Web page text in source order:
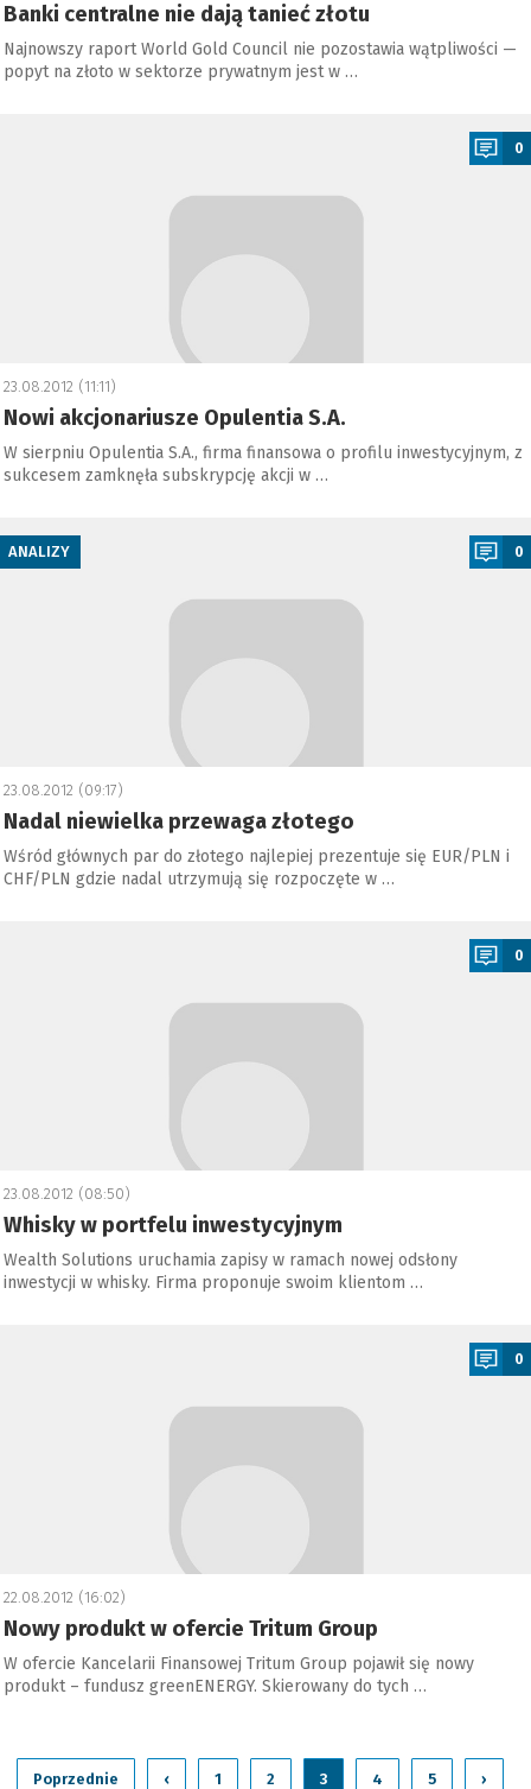
Banki centralne nie dają tanieć złotu
Najnowszy raport World Gold Council nie pozostawia wątpliwości —
popyt na złoto w sektorze prywatnym jest w …
0
23.08.2012 (11:11)
Nowi akcjonariusze Opulentia S.A.
W sierpniu Opulentia S.A., firma finansowa o profilu inwestycyjnym, z
sukcesem zamknęła subskrypcję akcji w …
ANALIZY 0
23.08.2012 (09:17)
Nadal niewielka przewaga złotego
Wśród głównych par do złotego najlepiej prezentuje się EUR/PLN i
CHF/PLN gdzie nadal utrzymują się rozpoczęte w …
0
23.08.2012 (08:50)
Whisky w portfelu inwestycyjnym
Wealth Solutions uruchamia zapisy w ramach nowej odsłony
inwestycji w whisky. Firma proponuje swoim klientom …
0
22.08.2012 (16:02)
Nowy produkt w ofercie Tritum Group
W ofercie Kancelarii Finansowej Tritum Group pojawił się nowy
produkt – fundusz greenENERGY. Skierowany do tych …
Poprzednie ‹ 1 2 3 4 5 ›